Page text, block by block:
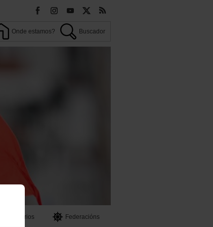
Onde estamos? Buscador
Territorios
Federacións